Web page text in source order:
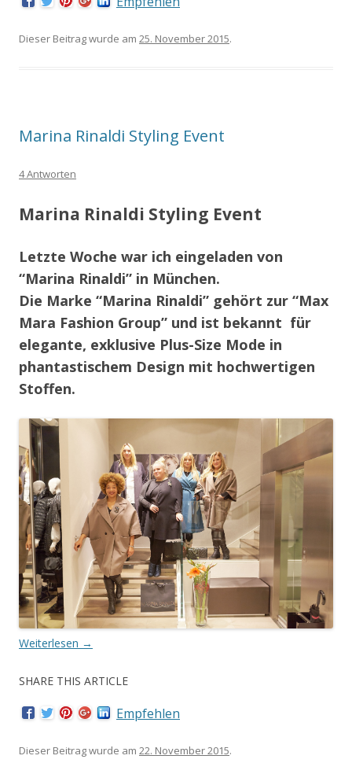
Dieser Beitrag wurde am 25. November 2015.
Marina Rinaldi Styling Event
4 Antworten
Marina Rinaldi Styling Event
Letzte Woche war ich eingeladen von
“Marina Rinaldi” in München.
Die Marke “Marina Rinaldi” gehört zur “Max
Mara Fashion Group” und ist bekannt für
elegante, exklusive Plus-Size Mode in
phantastischem Design mit hochwertigen
Stoffen.
Weiterlesen →
SHARE THIS ARTICLE
Empfehlen
Dieser Beitrag wurde am 22. November 2015.